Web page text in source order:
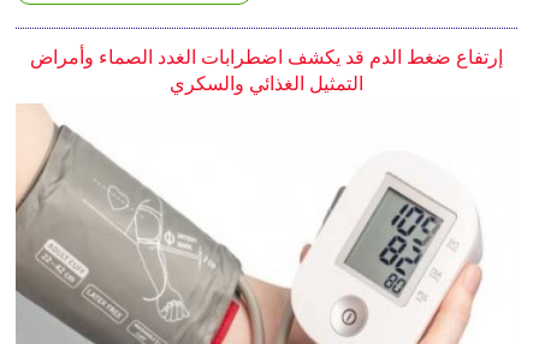
إرتفاع ضغط الدم قد يكشف اضطرابات الغدد الصماء وأمراض
التمثيل الغذائي والسكري